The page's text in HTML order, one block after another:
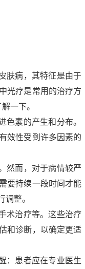
肤病，其特征是由于
光疗是常用的治疗方
一下。
素的产生和分布。
效性受到许多因素的
然而，对于病情较严
要持续一段时间才能
整。
术治疗等。这些治疗
和诊断，以确定更适
：患者应在专业医生